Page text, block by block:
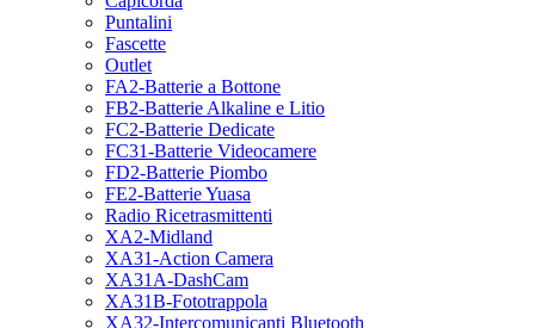
Puntalini
Fascette
Outlet
FA2-Batterie a Bottone
FB2-Batterie Alkaline e Litio
FC2-Batterie Dedicate
FC31-Batterie Videocamere
FD2-Batterie Piombo
FE2-Batterie Yuasa
Radio Ricetrasmittenti
XA2-Midland
XA31-Action Camera
XA31A-DashCam
XA31B-Fototrappola
XA32-Intercomunicanti Bluetooth